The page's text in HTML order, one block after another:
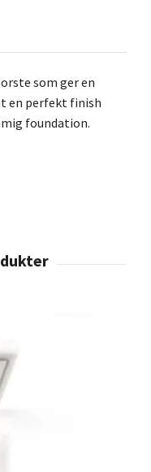
som ger en
en perfekt finish
foundation.